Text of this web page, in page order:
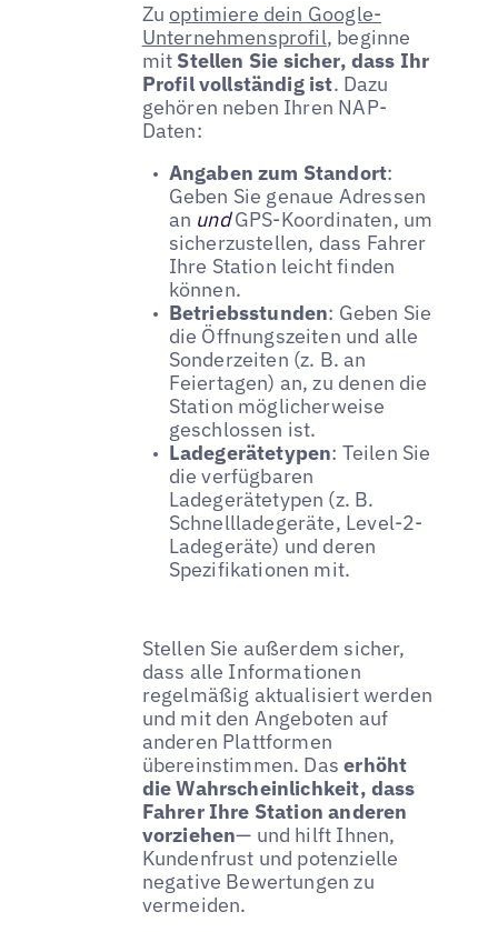
Zu optimiere dein Google-
Unternehmensprofil, beginne
mit Stellen Sie sicher, dass Ihr
Profil vollständig ist. Dazu
gehören neben Ihren NAP-
Daten:
Angaben zum Standort:
Geben Sie genaue Adressen
an undGPS-Koordinaten, um
sicherzustellen, dass Fahrer
Ihre Station leicht finden
können.
Betriebsstunden: Geben Sie
die Öffnungszeiten und alle
Sonderzeiten (z. B. an
Feiertagen) an, zu denen die
Station möglicherweise
geschlossen ist.
Ladegerätetypen: Teilen Sie
die verfügbaren
Ladegerätetypen (z. B.
Schnellladegeräte, Level-2-
Ladegeräte) und deren
Spezifikationen mit.
Stellen Sie außerdem sicher,
dass alle Informationen
regelmäßig aktualisiert werden
und mit den Angeboten auf
anderen Plattformen
übereinstimmen. Daserhöht
die Wahrscheinlichkeit, dass
Fahrer Ihre Station anderen
vorziehen— und hilft Ihnen,
Kundenfrust und potenzielle
negative Bewertungen zu
vermeiden.